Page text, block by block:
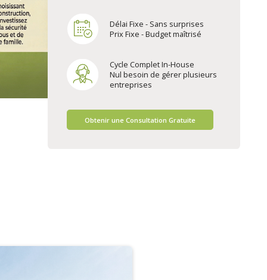
Délai Fixe - Sans surprises
Prix Fixe - Budget maîtrisé
Cycle Complet In-House
Nul besoin de gérer plusieurs
entreprises
Obtenir une Consultation Gratuite